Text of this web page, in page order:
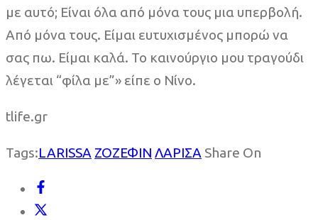
με αυτό; Είναι όλα από μόνα τους μια υπερβολή.
Από μόνα τους. Είμαι ευτυχισμένος μπορώ να
σας πω. Είμαι καλά. Το καινούργιο μου τραγούδι
λέγεται “φίλα με”» είπε ο Νίνο.
tlife.gr
Tags:LARISSA ΖΟΖΕΦΙΝ ΛΑΡΙΣΑ Share On